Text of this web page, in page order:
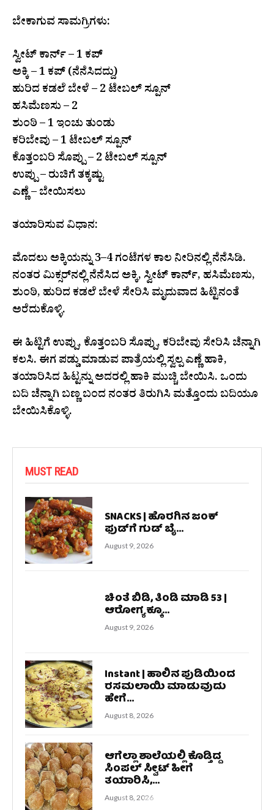
ಬೇಕಾಗುವ ಸಾಮಗ್ರಿಗಳು:
ಸ್ವೀಟ್ ಕಾರ್ನ್ – 1 ಕಪ್
ಅಕ್ಕಿ – 1 ಕಪ್ (ನೆನೆಸಿದದ್ದು)
ಹುರಿದ ಕಡಲೆ ಬೇಳೆ – 2 ಟೇಬಲ್ ಸ್ಪೂನ್
ಹಸಿಮೆಣಸು – 2
ಶುಂಠಿ – 1 ಇಂಚು ತುಂಡು
ಕರಿಬೇವು – 1 ಟೇಬಲ್ ಸ್ಪೂನ್
ಕೊತ್ತಂಬರಿ ಸೊಪ್ಪು – 2 ಟೇಬಲ್ ಸ್ಪೂನ್
ಉಪ್ಪು – ರುಚಿಗೆ ತಕ್ಕಷ್ಟು
ಎಣ್ಣೆ – ಬೇಯಿಸಲು
ತಯಾರಿಸುವ ವಿಧಾನ:
ಮೊದಲು ಅಕ್ಕಿಯನ್ನು 3–4 ಗಂಟೆಗಳ ಕಾಲ ನೀರಿನಲ್ಲಿ ನೆನೆಸಿಡಿ.
ನಂತರ ಮಿಕ್ಸರ್‌ನಲ್ಲಿ ನೆನೆಸಿದ ಅಕ್ಕಿ, ಸ್ವೀಟ್ ಕಾರ್ನ್, ಹಸಿಮೆಣಸು,
ಶುಂಠಿ, ಹುರಿದ ಕಡಲೆ ಬೇಳೆ ಸೇರಿಸಿ ಮೃದುವಾದ ಹಿಟ್ಟಿನಂತೆ
ಅರೆದುಕೊಳ್ಳಿ.
ಈ ಹಿಟ್ಟಿಗೆ ಉಪ್ಪು, ಕೊತ್ತಂಬರಿ ಸೊಪ್ಪು, ಕರಿಬೇವು ಸೇರಿಸಿ ಚೆನ್ನಾಗಿ
ಕಲಸಿ. ಈಗ ಪಡ್ಡು ಮಾಡುವ ಪಾತ್ರೆಯಲ್ಲಿ ಸ್ವಲ್ಪ ಎಣ್ಣೆ ಹಾಕಿ,
ತಯಾರಿಸಿದ ಹಿಟ್ಟನ್ನು ಅದರಲ್ಲಿ ಹಾಕಿ ಮುಚ್ಚಿ ಬೇಯಿಸಿ. ಒಂದು
ಬದಿ ಚೆನ್ನಾಗಿ ಬಣ್ಣ ಬಂದ ನಂತರ ತಿರುಗಿಸಿ ಮತ್ತೊಂದು ಬದಿಯೂ
ಬೇಯಿಸಿಕೊಳ್ಳಿ.
MUST READ
SNACKS | ಹೊರಗಿನ ಜಂಕ್
ಫುಡ್‌ಗೆ ಗುಡ್ ಬೈ...
August 9, 2026
ಚಿಂತೆ ಬಿಡಿ, ತಿಂಡಿ ಮಾಡಿ‌ 53 |
ಆರೋಗ್ಯಕ್ಕೂ...
August 9, 2026
Instant | ಹಾಲಿನ ಪುಡಿಯಿಂದ
ರಸಮಲಾಯಿ ಮಾಡುವುದು
ಹೇಗೆ...
August 8, 2026
ಆಗೆಲ್ಲಾ ಶಾಲೆಯಲ್ಲಿ ಕೊಡ್ತಿದ್ದ
ಸಿಂಪಲ್‌ ಸ್ವೀಟ್‌ ಹೀಗೆ
ತಯಾರಿಸಿ,...
August 8, 2026